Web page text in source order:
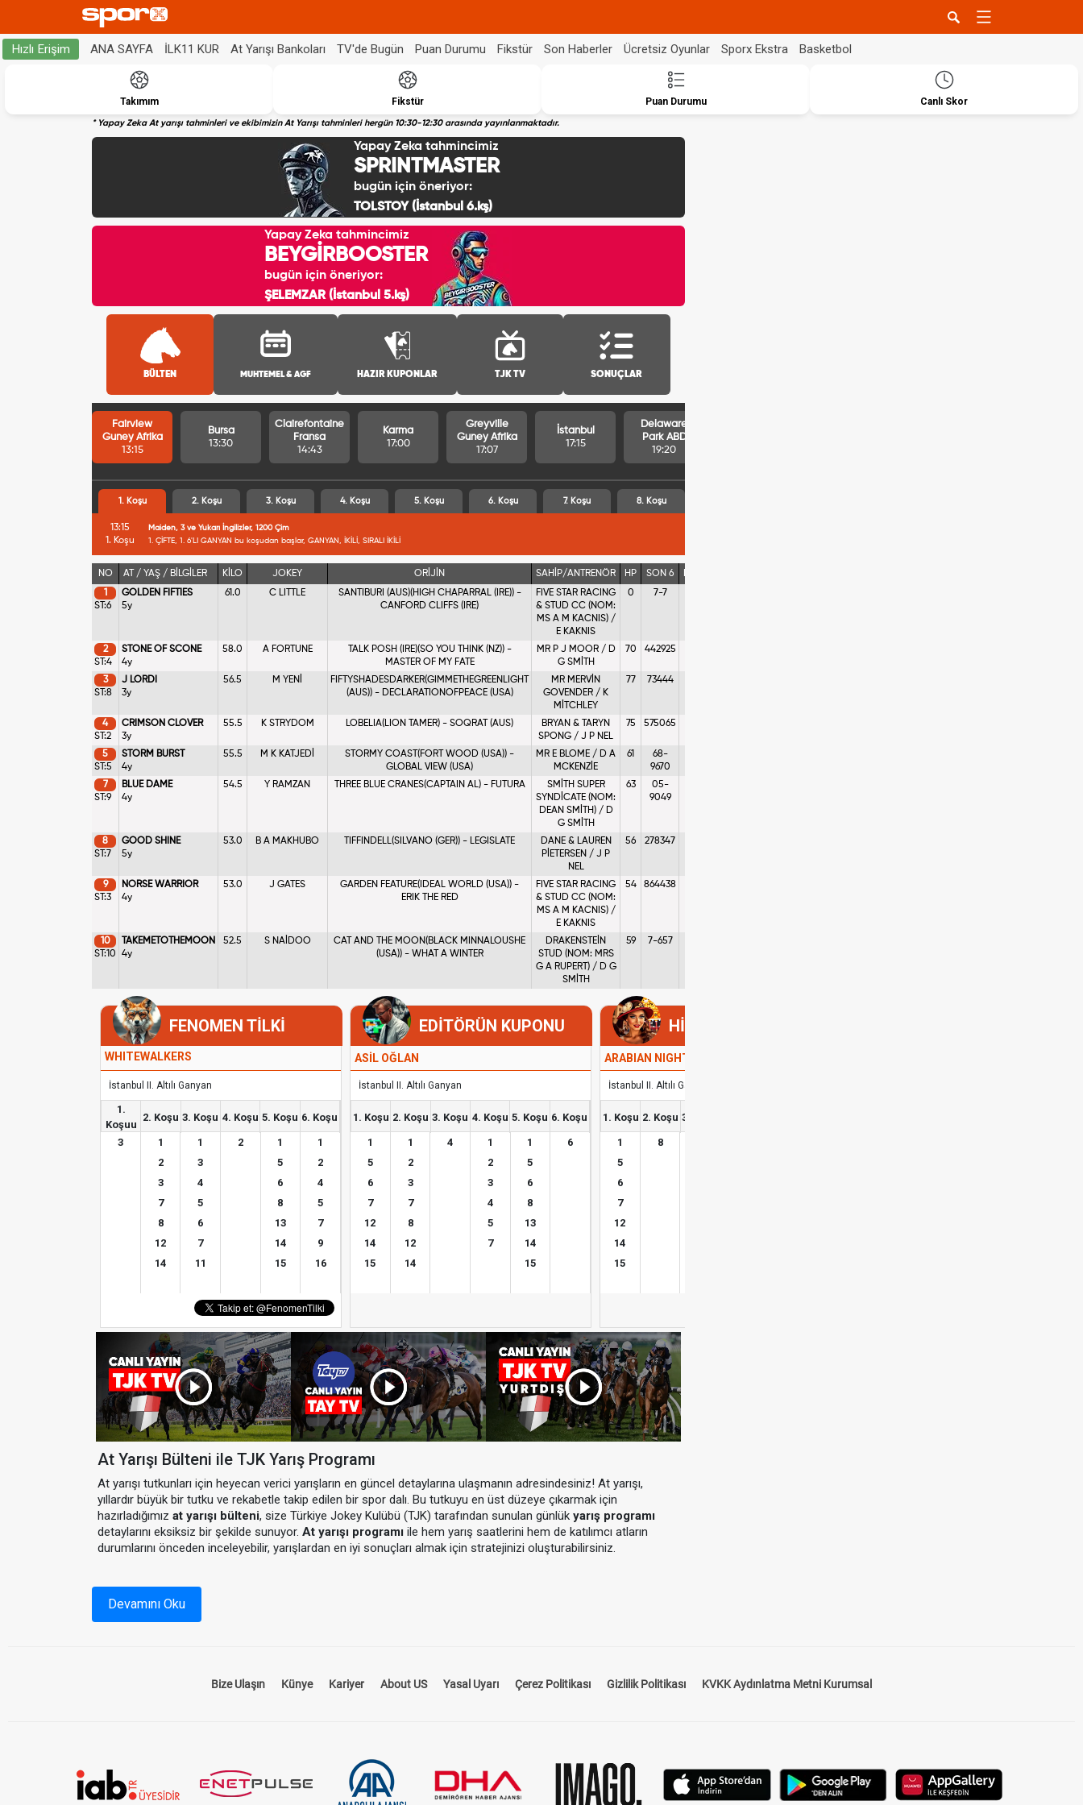
Hızlı Erişim ANA SAYFA İLK11 KUR At Yarışı Bankoları TV'de Bugün Puan Durumu Fikstür Son Haberler Ücretsiz Oyunlar Sporx Ekstra Basketbol
Takımım Fikstür Puan Durumu Canlı Skor
* Yapay Zeka At yarışı tahminleri ve ekibimizin At Yarışı tahminleri hergün 10:30-12:30 arasında yayınlanmaktadır.
Yapay Zeka tahmincimiz
SPRINTMASTER
bugün için öneriyor:
TOLSTOY (İstanbul 6.kş)
Yapay Zeka tahmincimiz
BEYGİRBOOSTER
bugün için öneriyor:
ŞELEMZAR (İstanbul 5.kş)
BÜLTEN MUHTEMEL & AGF HAZIR KUPONLAR TJK TV SONUÇLAR
Fairview
Guney Afrika
13:15
Bursa
13:30
Clairefontaine
Fransa
14:43
Karma
17:00
Greyville
Guney Afrika
17:07
İstanbul
17:15
Delaware
Park ABD
19:20
1. Koşu 2. Koşu 3. Koşu 4. Koşu 5. Koşu 6. Koşu 7. Koşu 8. Koşu
13:15
1. Koşu
Maiden, 3 ve Yukarı İngilizler, 1200 Çim
1. ÇİFTE, 1. 6'LI GANYAN bu koşudan başlar, GANYAN, İKİLİ, SIRALI İKİLİ
NO AT / YAŞ / BİLGİLER KİLO JOKEY ORİJİN SAHİP/ANTRENÖR HP SON 6
1
ST:6
GOLDEN FIFTIES
5y
61.0 C LITTLE
SANTIBURI (AUS)(HIGH CHAPARRAL (IRE)) -
CANFORD CLIFFS (IRE)
FIVE STAR RACING
& STUD CC (NOM:
MS A M KACNIS) /
E KAKNIS
0 7-7
2
ST:4
STONE OF SCONE
4y
58.0 A FORTUNE
TALK POSH (IRE)(SO YOU THINK (NZ)) -
MASTER OF MY FATE
MR P J MOOR / D
G SMİTH
70 442925
3
ST:8
J LORDI
3y
56.5 M YENİ
FIFTYSHADESDARKER(GIMMETHEGREENLIGHT
(AUS)) - DECLARATIONOFPEACE (USA)
MR MERVİN
GOVENDER / K
MİTCHLEY
77 73444
4
ST:2
CRIMSON CLOVER
3y
55.5 K STRYDOM LOBELIA(LION TAMER) - SOQRAT (AUS)
BRYAN & TARYN
SPONG / J P NEL
75 575065
5
ST:5
STORM BURST
4y
55.5 M K KATJEDİ
STORMY COAST(FORT WOOD (USA)) -
GLOBAL VIEW (USA)
MR E BLOME / D A
MCKENZİE
61
68-
9670
7
ST:9
BLUE DAME
4y
54.5 Y RAMZAN THREE BLUE CRANES(CAPTAIN AL) - FUTURA
SMİTH SUPER
SYNDİCATE (NOM:
DEAN SMİTH) / D
G SMİTH
63
05-
9049
8
ST:7
GOOD SHINE
5y
53.0 B A MAKHUBO TIFFINDELL(SILVANO (GER)) - LEGISLATE
DANE & LAUREN
PİETERSEN / J P
NEL
56 278347
9
ST:3
NORSE WARRIOR
4y
53.0 J GATES
GARDEN FEATURE(IDEAL WORLD (USA)) -
ERIK THE RED
FIVE STAR RACING
& STUD CC (NOM:
MS A M KACNIS) /
E KAKNIS
54 864438
10
ST:10
TAKEMETOTHEMOON
4y
52.5 S NAİDOO
CAT AND THE MOON(BLACK MINNALOUSHE
(USA)) - WHAT A WINTER
DRAKENSTEİN
STUD (NOM: MRS
G A RUPERT) / D G
SMİTH
59 7-657
FENOMEN TİLKİ
WHITEWALKERS
İstanbul II. Altılı Ganyan
1.
Koşuu
2. Koşu 3. Koşu 4. Koşu 5. Koşu 6. Koşu
3
1
2
3
7
8
12
14
1
3
4
5
6
7
11
2
1
5
6
8
13
14
15
1
2
4
5
7
9
16
EDİTÖRÜN KUPONU
ASİL OĞLAN
İstanbul II. Altılı Ganyan
1. Koşu 2. Koşu 3. Koşu 4. Koşu 5. Koşu 6. Koşu
1
5
6
7
12
14
15
1
2
3
7
8
12
14
4
1
2
3
4
5
7
1
5
6
8
13
14
15
6
HİPODROM GÜZELİ
ARABIAN NIGHTS
İstanbul II. Altılı Ganyan
1. Koşu 2. Koşu 3. Koşu
1
5
6
7
12
14
15
8
At Yarışı Bülteni ile TJK Yarış Programı
At yarışı tutkunları için heyecan verici yarışların en güncel detaylarına ulaşmanın adresindesiniz! At yarışı,
yıllardır büyük bir tutku ve rekabetle takip edilen bir spor dalı. Bu tutkuyu en üst düzeye çıkarmak için
hazırladığımızat yarışı bülteni, size Türkiye Jokey Kulübü (TJK) tarafından sunulan günlükyarış programı
detaylarını eksiksiz bir şekilde sunuyor.At yarışı programı ile hem yarış saatlerini hem de katılımcı atların
durumlarını önceden inceleyebilir, yarışlardan en iyi sonuçları almak için stratejinizi oluşturabilirsiniz.
At Yarışı Bülteni Nedir?
zamanda yarışseverlerin kazançlarını artıracak tahminler ve analizler içerir.
TJK yarış programı, Türkiye Jokey Kulübü tarafından her gün düzenlenir ve güncel yarış bilgilerini içerir.
Hipodromlarda düzenlenen yarışların saatleri, katılımcı atlar, pist türü ve hava koşulları gibi kritik bilgiler bu
Devamını Oku
Bize Ulaşın Künye Kariyer About US Yasal Uyarı Çerez Politikası Gizlilik Politikası KVKK Aydınlatma Metni Kurumsal